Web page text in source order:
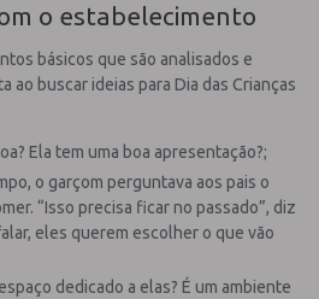
o estabelecimento
básicos que são analisados e
ao buscar ideias para Dia das Crianças
Ela tem uma boa apresentação?;
o garçom perguntava aos pais o
“Isso precisa ficar no passado”, diz
eles querem escolher o que vão
dedicado a elas? É um ambiente